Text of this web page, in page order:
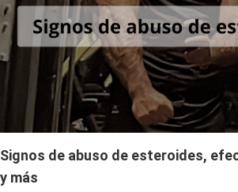
Signos de abuso de esteroides,
y más